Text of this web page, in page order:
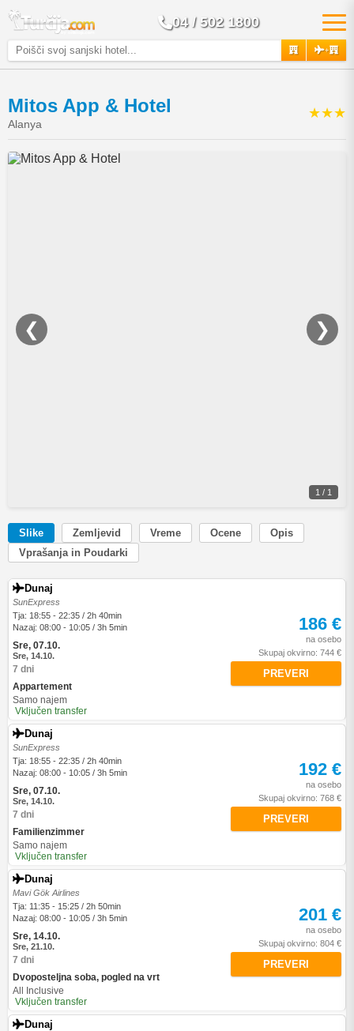
04 / 502 1800
+
Mitos App & Hotel
Alanya
★★★
❮ ❯
1 / 1
Slike Zemljevid Vreme Ocene
Opis
Vprašanja in Poudarki
Dunaj
SunExpress
Tja: 18:55 - 22:35 / 2h 40min
Nazaj: 08:00 - 10:05 / 3h 5min
Sre, 07.10.
Sre, 14.10.
7 dni
Appartement
Samo najem
Vključen transfer
186 €
na osebo
Skupaj okvirno: 744 €
PREVERI
Dunaj
SunExpress
Tja: 18:55 - 22:35 / 2h 40min
Nazaj: 08:00 - 10:05 / 3h 5min
Sre, 07.10.
Sre, 14.10.
7 dni
Familienzimmer
Samo najem
Vključen transfer
192 €
na osebo
Skupaj okvirno: 768 €
PREVERI
Dunaj
Mavi Gök Airlines
Tja: 11:35 - 15:25 / 2h 50min
Nazaj: 08:00 - 10:05 / 3h 5min
Sre, 14.10.
Sre, 21.10.
7 dni
Dvoposteljna soba, pogled na vrt
All Inclusive
Vključen transfer
201 €
na osebo
Skupaj okvirno: 804 €
PREVERI
Dunaj